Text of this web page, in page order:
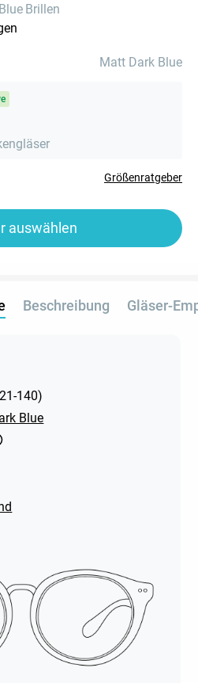
Brillen
Matt Dark Blue
Größenratgeber
auswählen
Beschreibung Gläser-
21-140)
Blue